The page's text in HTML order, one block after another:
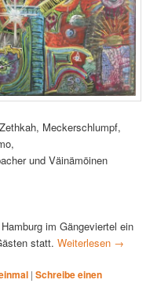
Meckerschlumpf,
und Väinämöinen
im Gängeviertel ein
statt.Weiterlesen →
|Schreibe einen